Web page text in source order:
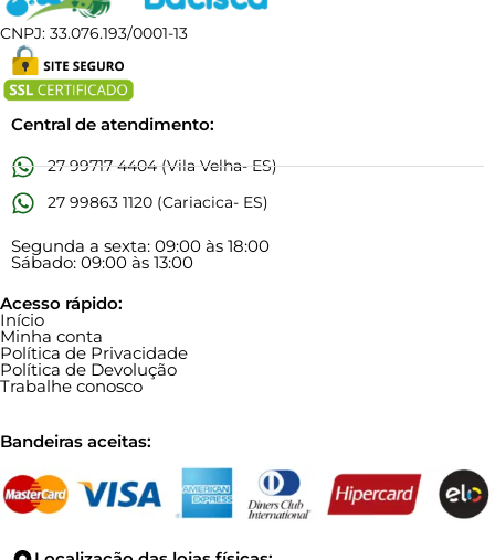
CNPJ: 33.076.193/0001-13
Central de atendimento:
27 99717 4404 (Vila Velha- ES)
27 99863 1120 (Cariacica- ES)
Segunda a sexta: 09:00 às 18:00
Sábado: 09:00 às 13:00
Acesso rápido:
Início
Minha conta
Política de Privacidade
Política de Devolução
Trabalhe conosco
Bandeiras aceitas: